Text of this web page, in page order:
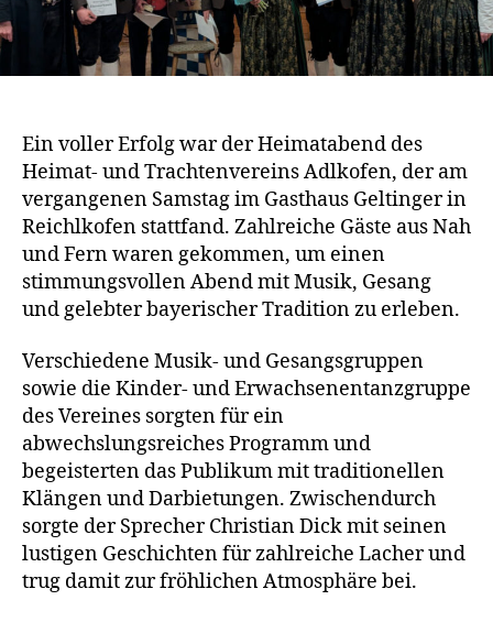
Ein voller Erfolg war der Heimatabend des
Heimat- und Trachtenvereins Adlkofen, der am
vergangenen Samstag im Gasthaus Geltinger in
Reichlkofen stattfand. Zahlreiche Gäste aus Nah
und Fern waren gekommen, um einen
stimmungsvollen Abend mit Musik, Gesang
und gelebter bayerischer Tradition zu erleben.
Verschiedene Musik- und Gesangsgruppen
sowie die Kinder- und Erwachsenentanzgruppe
des Vereines sorgten für ein
abwechslungsreiches Programm und
begeisterten das Publikum mit traditionellen
Klängen und Darbietungen. Zwischendurch
sorgte der Sprecher Christian Dick mit seinen
lustigen Geschichten für zahlreiche Lacher und
trug damit zur fröhlichen Atmosphäre bei.